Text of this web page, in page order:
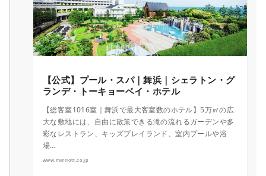
【公式】プール・スパ｜舞浜｜シェラトン・グ
ランデ・トーキョーベイ・ホテル
【総客室1016室｜舞浜で最大客室数のホテル】5万㎡の広
大な敷地には、自由に散策できる滝の流れるガーデンや多
彩なレストラン、キッズプレイランド、室内プールや浴
場…
www.marriott.co.jp